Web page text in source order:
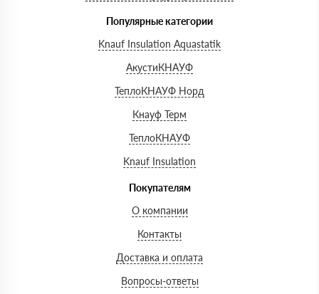
Популярные категории
Knauf Insulation Aquastatik
АкустиКНАУФ
ТеплоКНАУФ Норд
Кнауф Терм
ТеплоКНАУФ
Knauf Insulation
Покупателям
О компании
Контакты
Доставка и оплата
Вопросы-ответы